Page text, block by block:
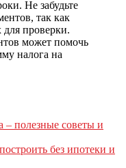
Не забудьте
так как
для проверки.
может помочь
налога на
– полезные советы и
без ипотеки и